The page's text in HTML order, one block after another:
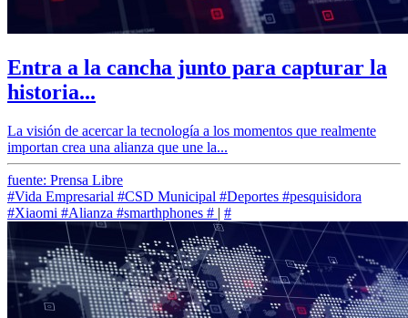
Entra a la cancha junto para capturar la
historia...
La visión de acercar la tecnología a los momentos que realmente
importan crea una alianza que une la...
fuente: Prensa Libre
#Vida Empresarial #CSD Municipal #Deportes #pesquisidora
#Xiaomi #Alianza #smarthphones # | #